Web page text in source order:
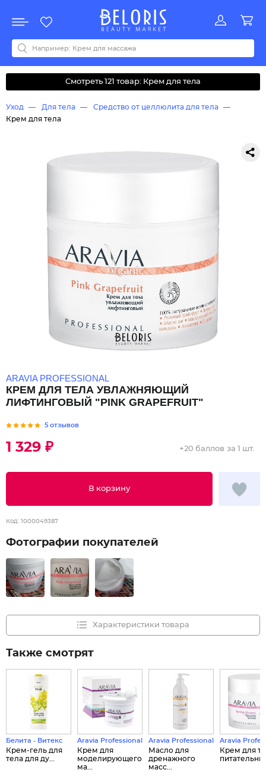
Акции
Все бренды
0-9ABCDEFGHIJKLMNOPQRSTUVWYZАБВДЗИМОКЛНПРСТУФ
Смотреть 121 товар: Крем для тела
Уход Для тела
Средство от целлюлита для тела
Крем для тела
ARAVIA PROFESSIONAL
КРЕМ ДЛЯ ТЕЛА УВЛАЖНЯЮЩИЙ
ЛИФТИНГОВЫЙ "PINK GRAPEFRUIT"
5 отзывов
1 329 ₽
В корзину
+20 баллов за 1 шт.
Код: 1000049387
Фотографии покупателей
Характеристики товара
Также смотрят
Белита - Витекс
Крем-гель для
тела для ду...
Aravia Professional
Крем для
моделирующего
ма...
Aravia Professional
Масло для
дренажного
масс...
Aravia
Крем для